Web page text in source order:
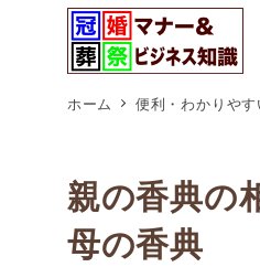
ホーム 便利・わかりやす
親の香典の
母の香典